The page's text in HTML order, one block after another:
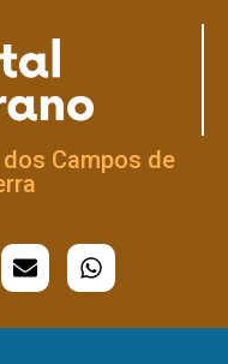
Campos de